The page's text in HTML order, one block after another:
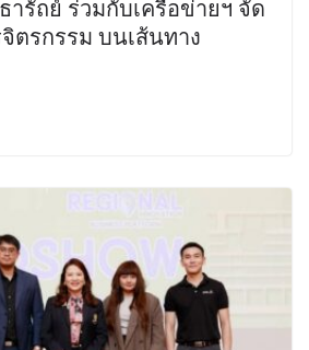
ารัถย์ ร่วมกับเครือข่ายฯ จัด
ตรกรรม บนเส้นทาง